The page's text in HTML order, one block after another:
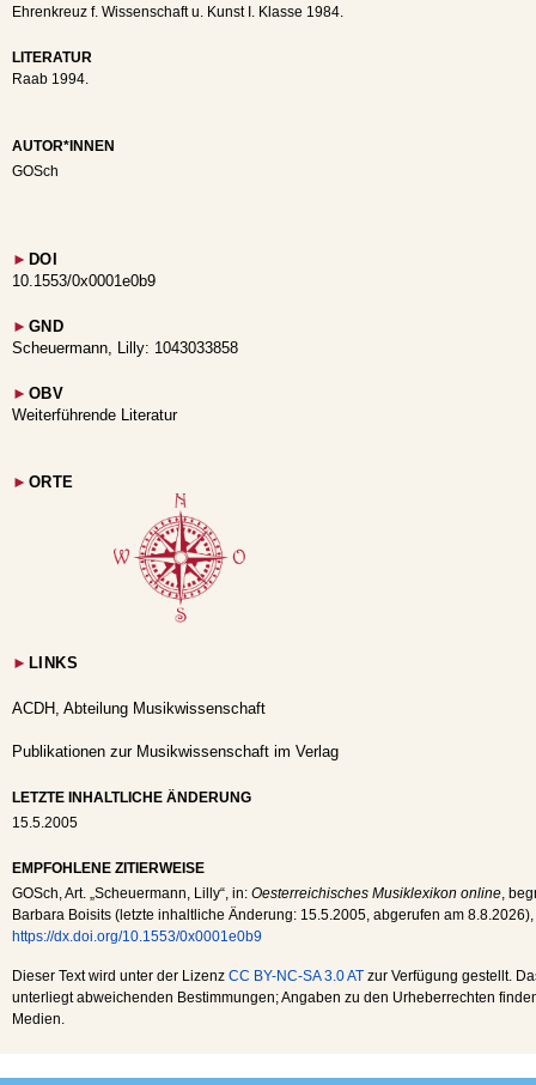
Ehrenkreuz f. Wissenschaft u. Kunst I. Klasse 1984.
LITERATUR
Raab 1994.
AUTOR*INNEN
GOSch
► DOI
10.1553/0x0001e0b9
► GND
Scheuermann, Lilly: 1043033858
► OBV
Weiterführende Literatur
► ORTE
► LINKS
ACDH, Abteilung Musikwissenschaft
Publikationen zur Musikwissenschaft im Verlag
LETZTE INHALTLICHE ÄNDERUNG
15.5.2005
EMPFOHLENE ZITIERWEISE
GOSch , Art. „Scheuermann, Lilly“, in: Oesterreichisches Musiklexikon online ,
Barbara Boisits (letzte inhaltliche Änderung: 15.5.2005 , abgerufen am 8.8.2026),
https://dx.doi.org/10.1553/0x0001e0b9
Dieser Text wird unter der Lizenz CC BY-NC-SA 3.0 AT zur Verfügung gestellt.
unterliegt abweichenden Bestimmungen; Angaben zu den Urheberrechten
Medien.